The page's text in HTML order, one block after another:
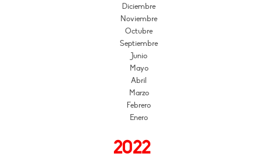
Diciembre
Noviembre
Octubre
Septiembre
Junio
Mayo
Abril
Marzo
Febrero
Enero
2022